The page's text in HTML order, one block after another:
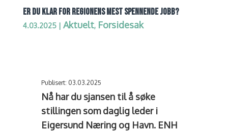
ER DU KLAR FOR REGIONENS MEST SPENNENDE JOBB?
4.03.2025| Aktuelt, Forsidesak
Publisert: 03.03.2025
Nå har du sjansen til å søke
stillingen som daglig leder i
Eigersund Næring og Havn. ENH